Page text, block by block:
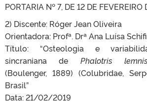
PORTARIA Nº 7, DE 12 DE FEVEREIRO
2) Discente: Róger Jean Oliveira
Orientadora: Profª. Drª Ana Luísa
Título: “Osteologia e
sincraniana de Phalotris
(Boulenger, 1889) (Colubridae,
Brasil”
Data: 21/02/2019